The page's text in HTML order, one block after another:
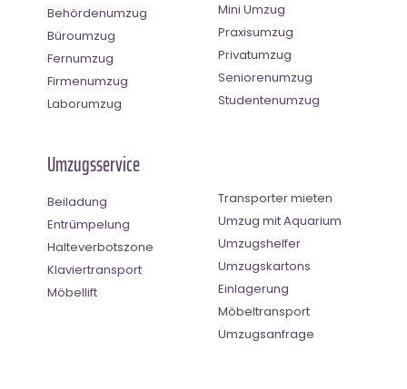
Behördenumzug
Büroumzug
Fernumzug
Firmenumzug
Laborumzug
Mini Umzug
Praxisumzug
Privatumzug
Seniorenumzug
Studentenumzug
Umzugsservice
Beiladung
Entrümpelung
Halteverbotszone
Klaviertransport
Möbellift
Transporter mieten
Umzug mit Aquarium
Umzugshelfer
Umzugskartons
Einlagerung
Möbeltransport
Umzugsanfrage